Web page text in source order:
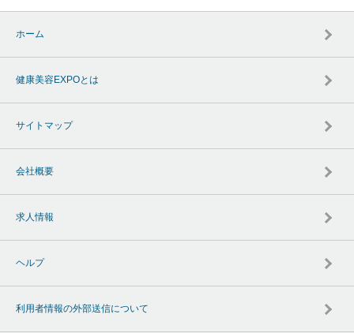
ホーム
健康美容EXPOとは
サイトマップ
会社概要
求人情報
ヘルプ
利用者情報の外部送信について